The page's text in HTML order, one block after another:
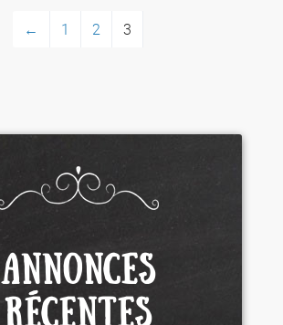
← 1 2 3
ANNONCES